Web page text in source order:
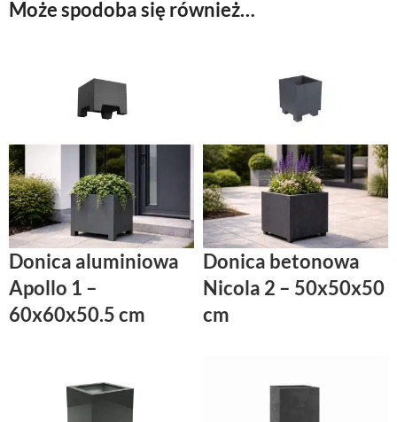
Może spodoba się również…
Donica aluminiowa
Apollo 1 –
60x60x50.5 cm
Donica betonowa
Nicola 2 – 50x50x50
cm